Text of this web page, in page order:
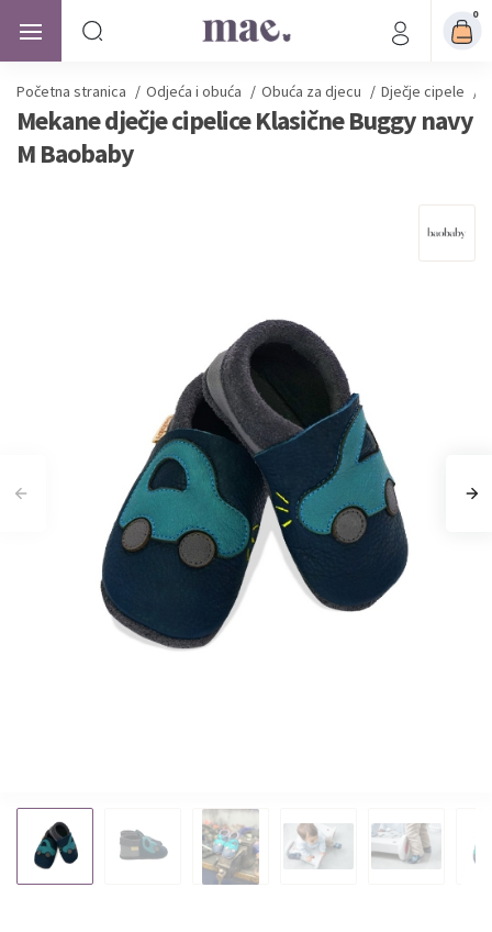
0
Početna stranica / Odjeća i obuća / Obuća za djecu / Dječje cipele /
Mekane dječje cipelice Klasične Buggy navy
M Baobaby